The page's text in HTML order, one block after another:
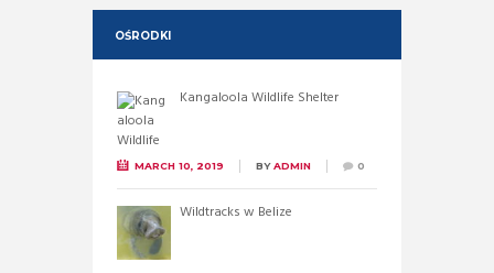
OŚRODKI
Kangaloola Wildlife Shelter
MARCH 10, 2019 BYADMIN 0
Wildtracks w Belize